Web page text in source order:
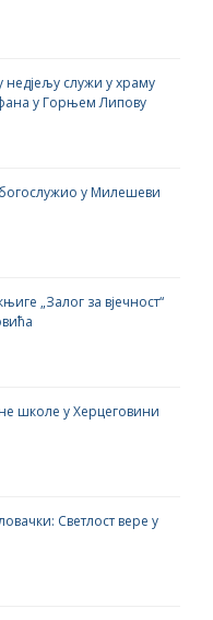
недјељу служи у храму
у Горњем Липову
у Милешеви
„Залог за вјечност“
школе у Херцеговини
Светлост вере у